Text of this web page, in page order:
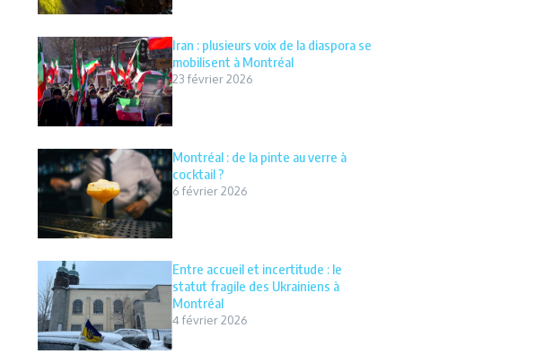
Iran : plusieurs voix de la diaspora se
mobilisent à Montréal
23 février 2026
Montréal : de la pinte au verre à
cocktail ?
6 février 2026
Entre accueil et incertitude : le
statut fragile des Ukrainiens à
Montréal
4 février 2026